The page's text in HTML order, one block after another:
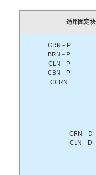
适用固定块
CRN－P
BRN－P
CLN－P
CBN－P
CCRN
CRN－D
CLN－D